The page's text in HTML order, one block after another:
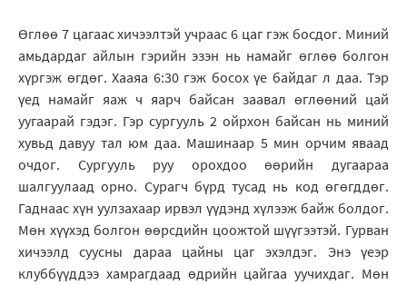
Өглөө 7 цагаас хичээлтэй учраас 6 цаг гэж босдог. Миний
амьдардаг айлын гэрийн эзэн нь намайг өглөө болгон
хүргэж өгдөг. Хааяа 6:30 гэж босох үе байдаг л даа. Тэр
үед намайг яаж ч яарч байсан заавал өглөөний цай
уугаарай гэдэг. Гэр сургууль 2 ойрхон байсан нь миний
хувьд давуу тал юм даа. Машинаар 5 мин орчим яваад
очдог. Сургууль руу орохдоо өөрийн дугаараа
шалгуулаад орно. Сурагч бүрд тусад нь код өгөгддөг.
Гаднаас хүн уулзахаар ирвэл үүдэнд хүлээж байж болдог.
Мөн хүүхэд болгон өөрсдийн цоожтой шүүгээтэй. Гурван
хичээлд суусны дараа цайны цаг эхэлдэг. Энэ үеэр
клуббүүддээ хамрагдаад өдрийн цайгаа уучихдаг. Мөн